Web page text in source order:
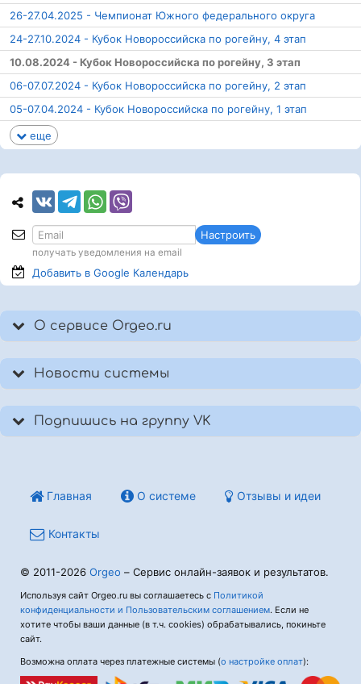
26-27.04.2025 - Чемпионат Южного федерального округа
24-27.10.2024 - Кубок Новороссийска по рогейну, 4 этап
10.08.2024 - Кубок Новороссийска по рогейну, 3 этап
06-07.07.2024 - Кубок Новороссийска по рогейну, 2 этап
05-07.04.2024 - Кубок Новороссийска по рогейну, 1 этап
еще
Настроить
получать уведомления на email
Добавить в Google Календарь
О сервисе Orgeo.ru
Новости системы
Подпишись на группу VK
Главная О системе Отзывы и идеи
Контакты
© 2011-2026 Orgeo – Сервис онлайн-заявок и результатов.
Используя сайт Orgeo.ru вы соглашаетесь с Политикой
конфиденциальности и Пользовательским соглашением. Если не
хотите чтобы ваши данные (в т.ч. cookies) обрабатывались, покиньте
сайт.
Возможна оплата через платежные системы (о настройке оплат):